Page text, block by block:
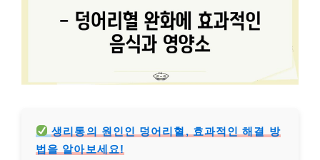
생리통의 원인인 덩어리혈, 효과적인 해결 방
법을 알아보세요!